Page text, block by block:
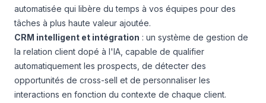
automatisée qui libère du temps à vos équipes pour des
tâches à plus haute valeur ajoutée.
CRM intelligent et intégration : un système de gestion de
la relation client dopé à l'IA, capable de qualifier
automatiquement les prospects, de détecter des
opportunités de cross-sell et de personnaliser les
interactions en fonction du contexte de chaque client.